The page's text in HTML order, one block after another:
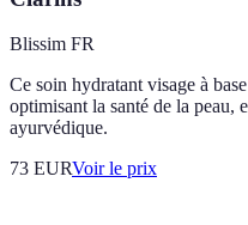
Blissim FR
Ce soin hydratant visage à
optimisant la santé de la peau,
ayurvédique.
73 EURVoir le prix